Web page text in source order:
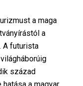
a maga
a
A futurista
század